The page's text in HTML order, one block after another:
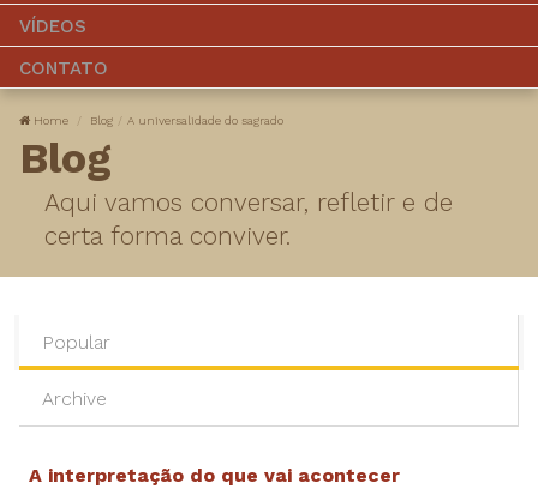
VÍDEOS
CONTATO
Home Blog A universalidade do sagrado
Blog
Aqui vamos conversar, refletir e de
certa forma conviver.
Popular
Archive
A interpretação do que vai acontecer